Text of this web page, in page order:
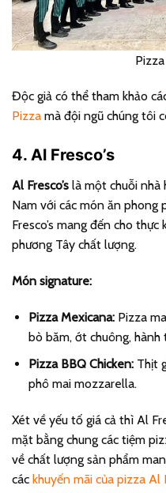
Độc giả có thể tham khảo
Pizza mà đội ngũ chúng tôi
4. Al Fresco’s
Al Fresco’s là một chuỗi nhà
Nam với các món ăn phong
Fresco’s mang đến cho
phương Tây chất lượng.
Món signature:
Pizza Mexicana:Pizza
bò băm, ớt chuông, hành
Pizza BBQ Chicken:Thịt
phô mai mozzarella.
Xét về yếu tố giá cả thì Al
mặt bằng chung các tiệm
về chất lượng sản phẩm
các khuyến mãi của pizza Al